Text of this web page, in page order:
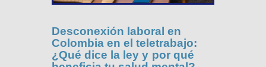
Desconexión laboral en
Colombia en el teletrabajo:
¿Qué dice la ley y por qué